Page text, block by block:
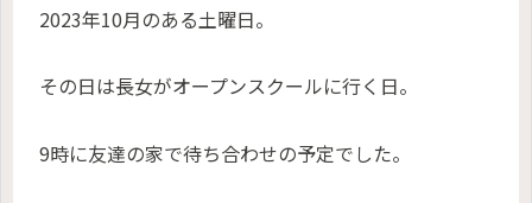
2023年10月のある土曜日。
その日は長女がオープンスクールに行く日。
9時に友達の家で待ち合わせの予定でした。